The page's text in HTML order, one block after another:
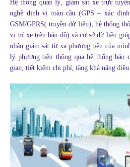
Hệ thống quản lý, giám sát xe trực
nghệ định vị toàn cầu (GPS – xác
GSM/GPRS( truyền dữ liệu), hệ thống
vị trí xe trên bản đồ) và cơ sở dữ liệu
nhân giám sát từ xa phương tiện của
lý phương tiện thông qua hệ thống
gian, tiết kiệm chi phí, tăng khả năng